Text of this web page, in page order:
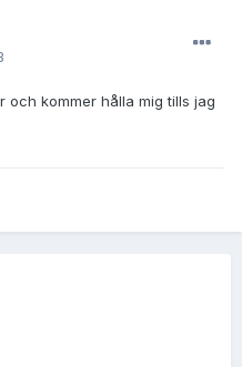
och kommer hålla mig tills jag